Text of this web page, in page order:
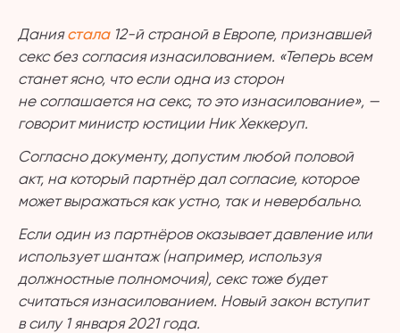
Даниястала12-й страной в Европе, признавшей
секс без согласия изнасилованием. «Теперь всем
станет ясно, что если одна из сторон
не соглашается на секс, то это изнасилование», —
говорит министр юстиции Ник Хеккеруп.
Согласно документу, допустим любой половой
акт, на который партнёр дал согласие, которое
может выражаться как устно, так и невербально.
Если один из партнёров оказывает давление или
использует шантаж (например, используя
должностные полномочия), секс тоже будет
считаться изнасилованием. Новый закон вступит
в силу 1 января 2021 года.